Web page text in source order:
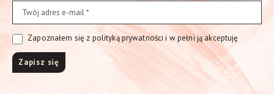
Zapoznałem się z polityką prywatności i w pełni ją akceptuję